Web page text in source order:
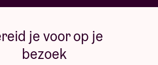
je voor op je
bezoek